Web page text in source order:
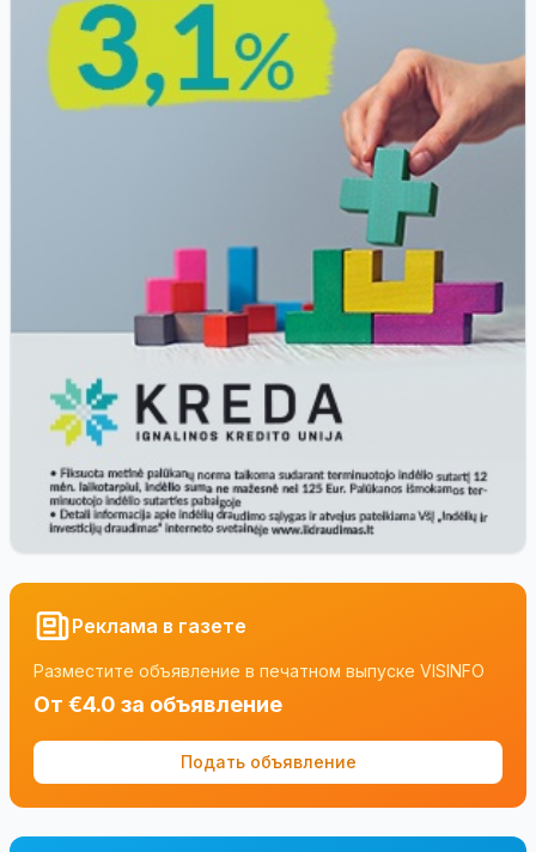
Реклама в газете
Разместите объявление в печатном выпуске VISINFO
От €4.0 за объявление
Подать объявление